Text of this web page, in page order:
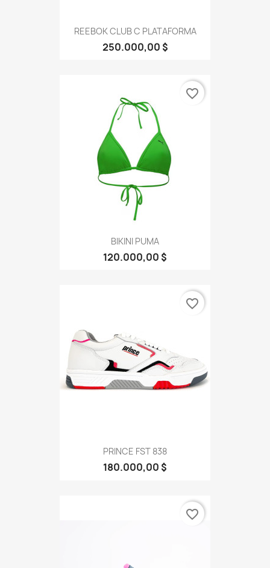
REEBOK CLUB C PLATAFORMA
250.000,00 $
BIKINI PUMA
120.000,00 $
favorite_border
PRINCE FST 838
180.000,00 $
favorite_border
favorite_border